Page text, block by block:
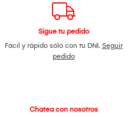
Sigue tu pedido
Fácil y rápido sólo con tu DNI. Seguir
pedido
Chatea con nosotros